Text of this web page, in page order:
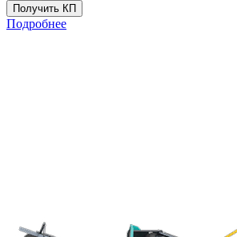
Получить КП
Подробнее